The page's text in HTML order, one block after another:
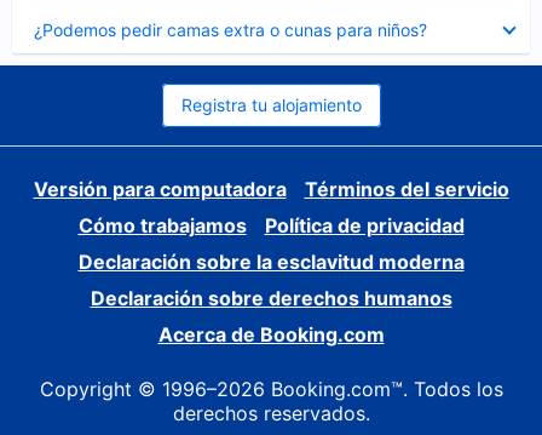
¿Podemos pedir camas extra o cunas para niños?
cerrado
Registra tu alojamiento
Versión para computadora
Términos del servicio
Cómo trabajamos
Política de privacidad
Declaración sobre la esclavitud moderna
Declaración sobre derechos humanos
Acerca de Booking.com
Copyright © 1996–2026 Booking.com™. Todos los
derechos reservados.